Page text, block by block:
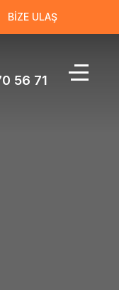
BİZE ULAŞ
56 71